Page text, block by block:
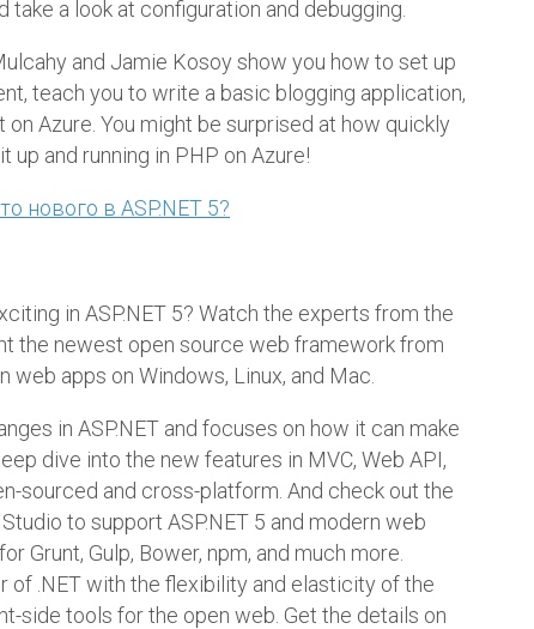
take a look at configuration and debugging.
and Jamie Kosoy show you how to set up
teach you to write a basic blogging application,
Azure. You might be surprised at how quickly
up and running in PHP on Azure!
нового в ASP.NET 5?
in ASP.NET 5? Watch the experts from the
the newest open source web framework from
apps on Windows, Linux, and Mac.
in ASP.NET and focuses on how it can make
dive into the new features in MVC, Web API,
sourced and cross-platform. And check out the
to support ASP.NET 5 and modern web
Grunt, Gulp, Bower, npm, and much more.
of .NET with the flexibility and elasticity of the
side tools for the open web. Get the details on